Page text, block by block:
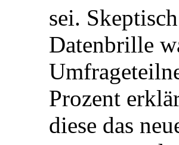
sei.
Datenbrille
Prozent
diese das